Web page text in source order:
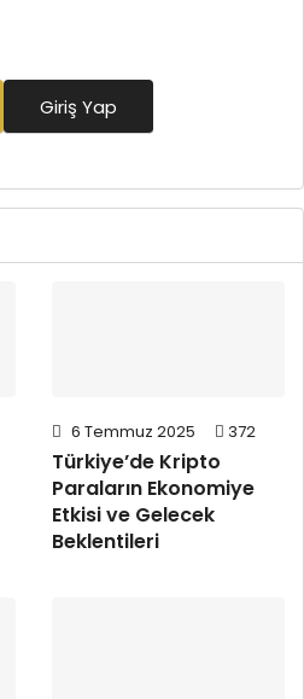
Giriş Yap
6 Temmuz 2025 372
Türkiye’de Kripto
Paraların Ekonomiye
Etkisi ve Gelecek
Beklentileri